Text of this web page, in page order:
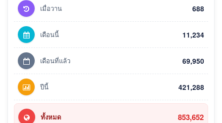
เมื่อวาน 688
เดือนนี้ 11,234
เดือนที่แล้ว 69,950
ปีนี้ 421,288
ทั้งหมด 853,652